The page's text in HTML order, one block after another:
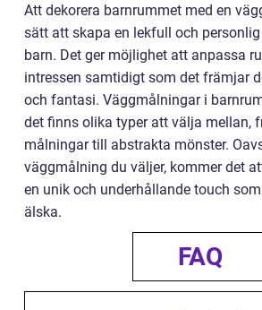
Att dekorera barnrummet med en
sätt att skapa en lekfull och
barn. Det ger möjlighet att anpassa
intressen samtidigt som det främjar
och fantasi. Väggmålningar i
det finns olika typer att välja mellan,
målningar till abstrakta mönster.
väggmålning du väljer, kommer det
en unik och underhållande touch
älska.
FAQ